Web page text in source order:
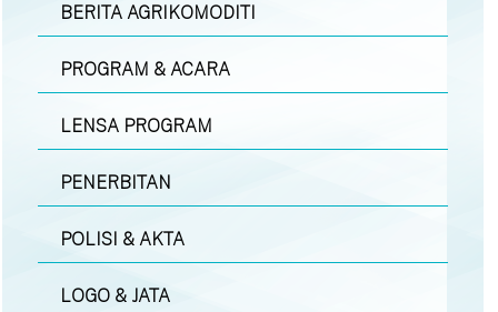
BERITA AGRIKOMODITI
PROGRAM & ACARA
LENSA PROGRAM
PENERBITAN
POLISI & AKTA
LOGO & JATA